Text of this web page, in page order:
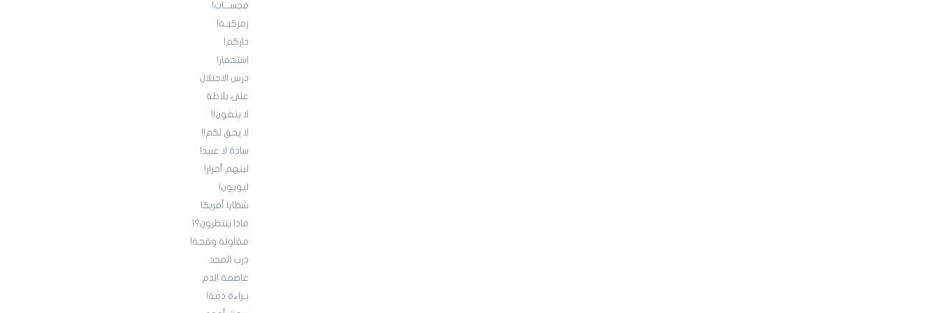
مجســـات!
زمركيـة!
داركم!
استحمار!
درس الاحتلال
على بلاطة
لا ينفون!!
لا يحق لكم!!
سادة لا عبيد!
ليتهم أحرار!
ليويون!
شظايا أمريكا
ماذا ينتظرون؟!
مقاولة وقحة!
درب المجد
عاصمة الدم
بـراءة ذمة!